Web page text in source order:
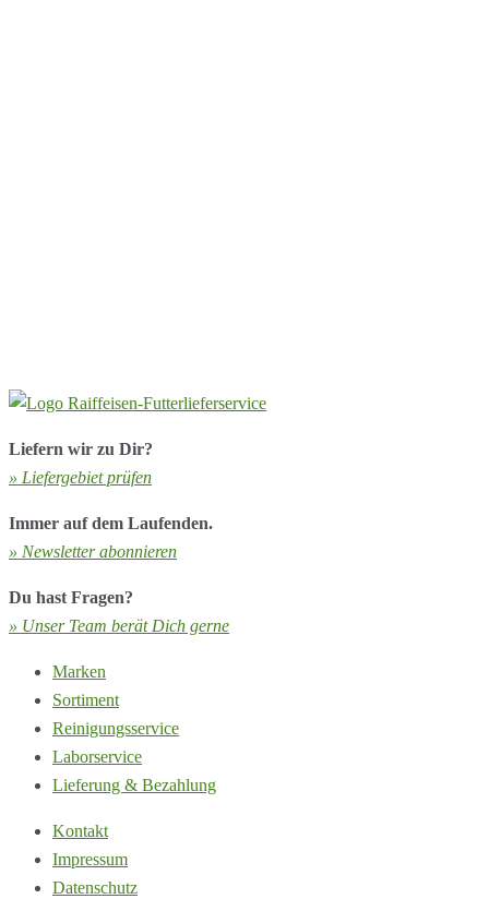
Liefern wir zu Dir?
» Liefergebiet prüfen
Immer auf dem Laufenden.
» Newsletter abonnieren
Du hast Fragen?
» Unser Team berät Dich gerne
Marken
Sortiment
Reinigungsservice
Laborservice
Lieferung & Bezahlung
Kontakt
Impressum
Datenschutz